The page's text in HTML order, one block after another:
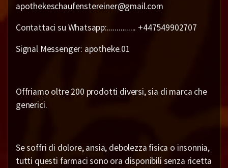
apothekeschaufenstereiner@gmail.com
Contattaci su Whatsapp:............... +447549902707
Signal Messenger: apotheke.01
Offriamo oltre 200 prodotti diversi, sia di marca che
generici.
Se soffri di dolore, ansia, debolezza fisica o insonnia,
tutti questi farmaci sono ora disponibili senza ricetta